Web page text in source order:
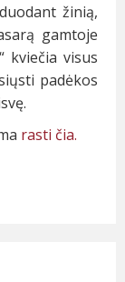
žinią,
gamtoje
kviečia visus
padėkos
rasti čia.